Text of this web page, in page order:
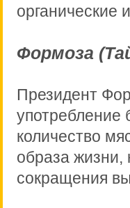
органические
Формоза
Президент
употребление
количество
образа жизни,
сокращения